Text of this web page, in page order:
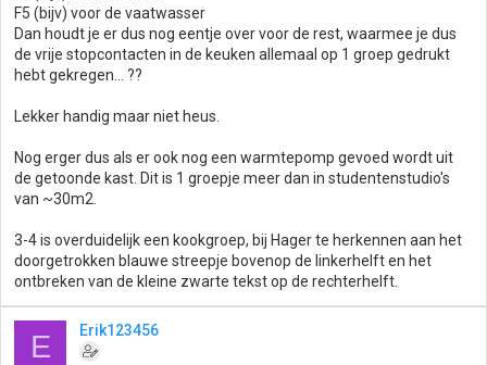
F5 (bijv) voor de vaatwasser
Dan houdt je er dus nog eentje over voor de rest, waarmee je dus
de vrije stopcontacten in de keuken allemaal op 1 groep gedrukt
hebt gekregen... ??
Lekker handig maar niet heus.
Nog erger dus als er ook nog een warmtepomp gevoed wordt uit
de getoonde kast. Dit is 1 groepje meer dan in studentenstudio's
van ~30m2.
3-4 is overduidelijk een kookgroep, bij Hager te herkennen aan het
doorgetrokken blauwe streepje bovenop de linkerhelft en het
ontbreken van de kleine zwarte tekst op de rechterhelft.
E Erik123456